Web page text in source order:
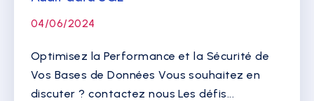
04/06/2024
Optimisez la Performance et la Sécurité de
Vos Bases de Données Vous souhaitez en
discuter ? contactez nous Les défis...